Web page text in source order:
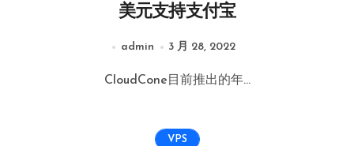
美元支持支付宝
admin 3 月 28, 2022
CloudCone目前推出的年...
VPS